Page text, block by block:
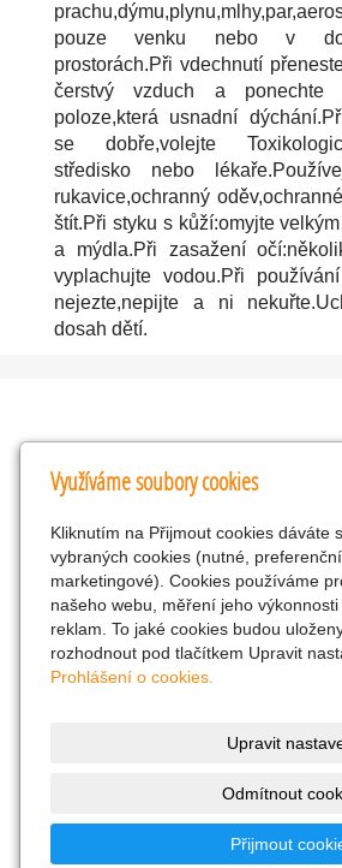
pouze venku nebo v
prostorách.Při vdechnutí
čerstvý vzduch a
poloze,která usnadní
se dobře,volejte
středisko nebo
rukavice,ochranný
štít.Při styku s kůží:omyjte
a mýdla.Při zasažení
vyplachujte vodou.Při
nejezte,nepijte a ni
dosah dětí.
Kontakty
KNK obchodní společnost s r.o.
Komenského 127, Žacléř, 542
286293602/0300
25298518
CZ25298518
info@drogerienacestach.cz
286293602/0300
Využíváme soubory cookies
Kliknutím na Přijmout cookies dáváte
vybraných cookies (nutné,
marketingové). Cookies používáme
našeho webu, měření jeho
reklam. To jaké cookies budou
rozhodnout pod tlačítkem Upravit
Prohlášení o cookies.
Upravit
Odmítnout
Přijmout